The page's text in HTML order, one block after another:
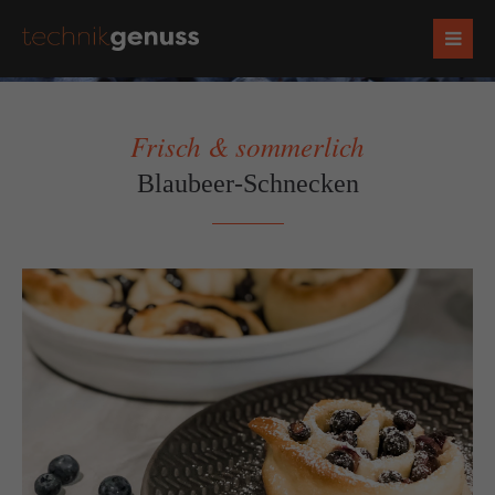
Frisch & sommerlich
Blaubeer-Schnecken
Vorwärts